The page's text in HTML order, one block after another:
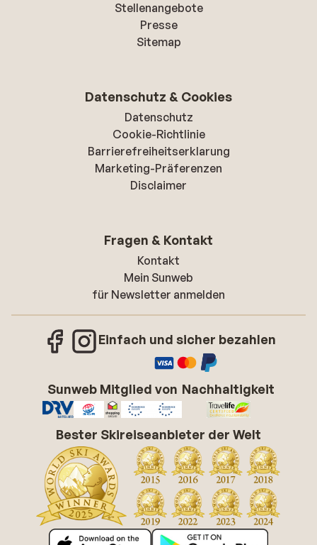
Stellenangebote
Presse
Sitemap
Datenschutz & Cookies
Datenschutz
Cookie-Richtlinie
Barrierefreiheitserklarung
Marketing-Präferenzen
Disclaimer
Fragen & Kontakt
Kontakt
Mein Sunweb
für Newsletter anmelden
Einfach und sicher bezahlen
Sunweb Mitglied von Nachhaltigkeit
Bester Skireiseanbieter der Welt